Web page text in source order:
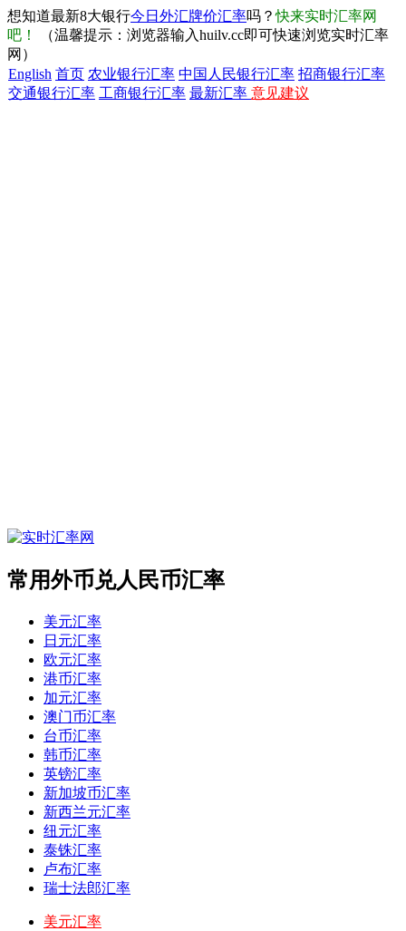
想知道最新8大银行今日外汇牌价汇率吗？快来实时汇率网
吧！
（温馨提示：浏览器输入huilv.cc即可快速浏览实时汇率
网）
English 首页 农业银行汇率 中国人民银行汇率 招商银行汇率
交通银行汇率 工商银行汇率 最新汇率 意见建议
常用外币兑人民币汇率
美元汇率
日元汇率
欧元汇率
港币汇率
加元汇率
澳门币汇率
台币汇率
韩币汇率
英镑汇率
新加坡币汇率
新西兰元汇率
纽元汇率
泰铢汇率
卢布汇率
瑞士法郎汇率
美元汇率